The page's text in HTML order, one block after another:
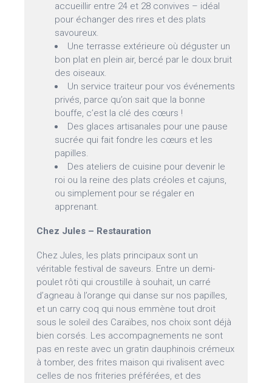
accueillir entre 24 et 28 convives – idéal
pour échanger des rires et des plats
savoureux.
Une terrasse extérieure où déguster un
bon plat en plein air, bercé par le doux bruit
des oiseaux.
Un service traiteur pour vos événements
privés, parce qu’on sait que la bonne
bouffe, c’est la clé des cœurs !
Des glaces artisanales pour une pause
sucrée qui fait fondre les cœurs et les
papilles.
Des ateliers de cuisine pour devenir le
roi ou la reine des plats créoles et cajuns,
ou simplement pour se régaler en
apprenant.
Chez Jules – Restauration
Chez Jules, les plats principaux sont un
véritable festival de saveurs. Entre un demi-
poulet rôti qui croustille à souhait, un carré
d’agneau à l’orange qui danse sur nos papilles,
et un carry coq qui nous emmène tout droit
sous le soleil des Caraïbes, nos choix sont déjà
bien corsés. Les accompagnements ne sont
pas en reste avec un gratin dauphinois crémeux
à tomber, des frites maison qui rivalisent avec
celles de nos friteries préférées, et des